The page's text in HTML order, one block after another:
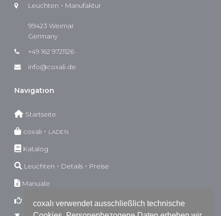
Leuchten・Manufaktur
99423 Weımar
Germany
+49 162 9721126
info@coxali.de
Navıgatıon
Startseıte
coxalı ･ LADEN
Katalog
Leuchten・Details・Preise
Manuale
Garantıebestımmungen
coxalı verwendet ausschließlich technische